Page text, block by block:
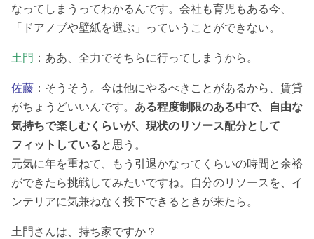
なってしまうってわかるんです。会社も育児もある今、
「ドアノブや壁紙を選ぶ」っていうことができない。
土門 ：ああ、全力でそちらに行ってしまうから。
佐藤 ：そうそう。今は他にやるべきことがあるから、賃貸
がちょうどいいんです。 ある程度制限のある中で、自由な
気持ちで楽しむくらいが、現状のリソース配分として
フィットしていると思う。
元気に年を重ねて、もう引退かなってくらいの時間と余裕
ができたら挑戦してみたいですね。自分のリソースを、イ
ンテリアに気兼ねなく投下できるときが来たら。
土門さんは、持ち家ですか？